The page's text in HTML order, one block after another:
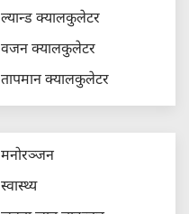
ल्यान्ड क्यालकुलेटर
वजन क्यालकुलेटर
तापमान क्यालकुलेटर
मनोरञ्जन
स्वास्थ्य